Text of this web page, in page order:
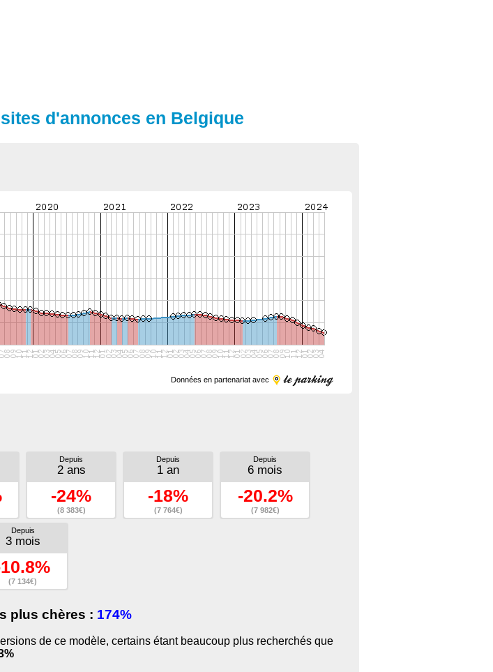
d'annonces en Belgique
Données en partenariat avec
Depuis
2 ans
-24%
(8 383€)
Depuis
1 an
-18%
(7 764€)
Depuis
6 mois
-20.2%
(7 982€)
Depuis
3 mois
(7 134€)
plus chères : 174%
de ce modèle, certains étant beaucoup plus recherchés que